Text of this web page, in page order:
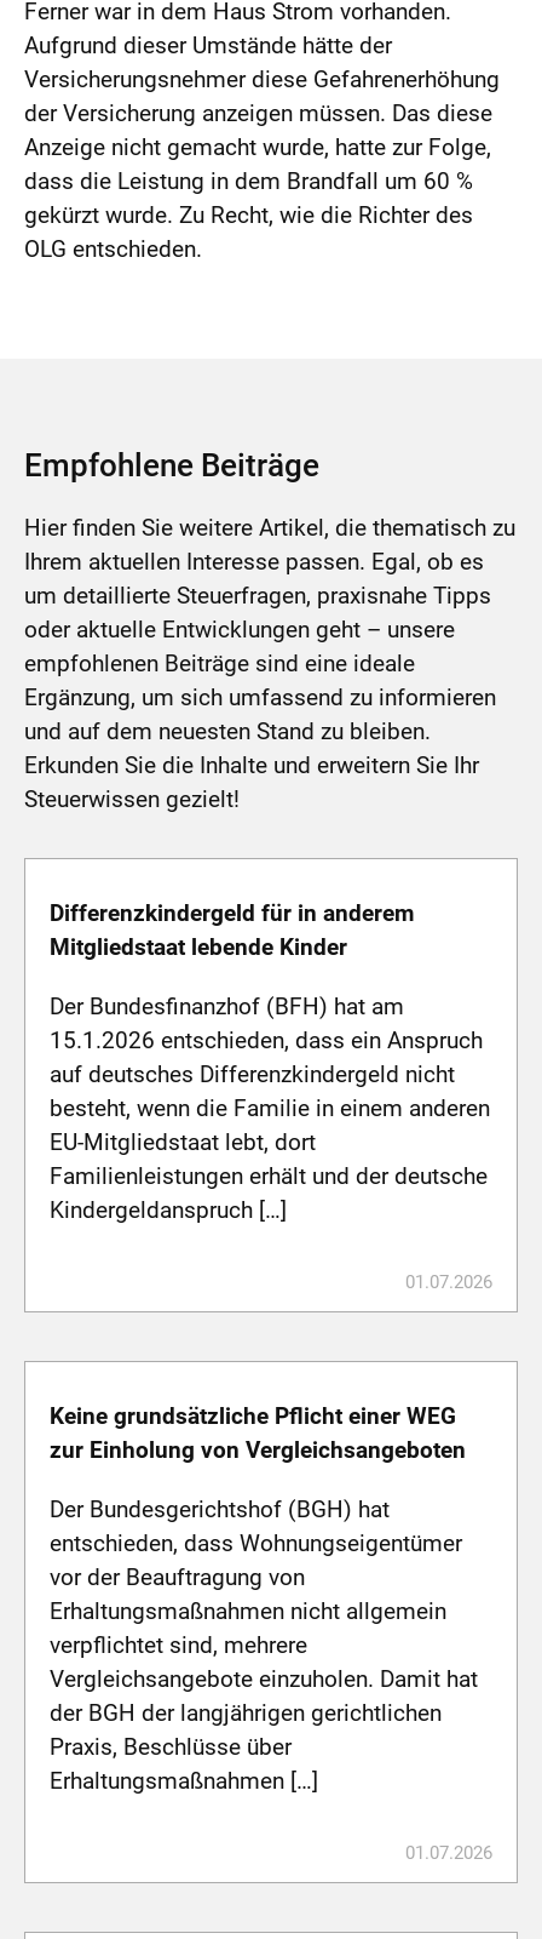
Ferner war in dem Haus Strom vorhanden.
Aufgrund dieser Umstände hätte der
Versicherungsnehmer diese Gefahrenerhöhung
der Versicherung anzeigen müssen. Das diese
Anzeige nicht gemacht wurde, hatte zur Folge,
dass die Leistung in dem Brandfall um 60 %
gekürzt wurde. Zu Recht, wie die Richter des
OLG entschieden.
Empfohlene Beiträge
Hier finden Sie weitere Artikel, die thematisch zu
Ihrem aktuellen Interesse passen. Egal, ob es
um detaillierte Steuerfragen, praxisnahe Tipps
oder aktuelle Entwicklungen geht – unsere
empfohlenen Beiträge sind eine ideale
Ergänzung, um sich umfassend zu informieren
und auf dem neuesten Stand zu bleiben.
Erkunden Sie die Inhalte und erweitern Sie Ihr
Steuerwissen gezielt!
Differenzkindergeld für in anderem
Mitgliedstaat lebende Kinder
Der Bundesfinanzhof (BFH) hat am
15.1.2026 entschieden, dass ein Anspruch
auf deutsches Differenzkindergeld nicht
besteht, wenn die Familie in einem anderen
EU-Mitgliedstaat lebt, dort
Familienleistungen erhält und der deutsche
Kindergeldanspruch […]
01.07.2026
Keine grundsätzliche Pflicht einer WEG
zur Einholung von Vergleichsangeboten
Der Bundesgerichtshof (BGH) hat
entschieden, dass Wohnungseigentümer
vor der Beauftragung von
Erhaltungsmaßnahmen nicht allgemein
verpflichtet sind, mehrere
Vergleichsangebote einzuholen. Damit hat
der BGH der langjährigen gerichtlichen
Praxis, Beschlüsse über
Erhaltungsmaßnahmen […]
01.07.2026